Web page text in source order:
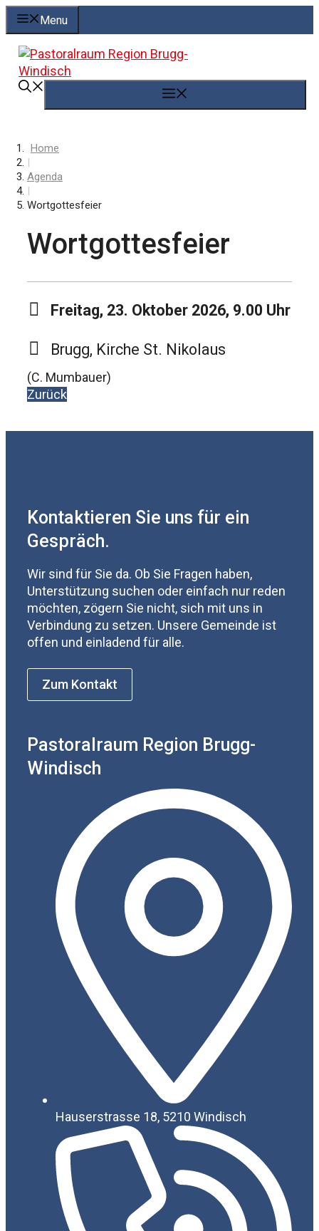
Springe
zum
Inhalt
Menu
Home
|
Agenda
|
Wortgottesfeier
Wortgottesfeier
Freitag, 23. Oktober 2026, 9.00 Uhr
Brugg, Kirche St. Nikolaus
(C. Mumbauer)
Zurück
Kontaktieren Sie uns für ein
Gespräch.
Wir sind für Sie da. Ob Sie Fragen haben,
Unterstützung suchen oder einfach nur reden
möchten, zögern Sie nicht, sich mit uns in
Verbindung zu setzen. Unsere Gemeinde ist
offen und einladend für alle.
Zum Kontakt
Pastoralraum Region Brugg-
Windisch
Hauserstrasse 18, 5210 Windisch